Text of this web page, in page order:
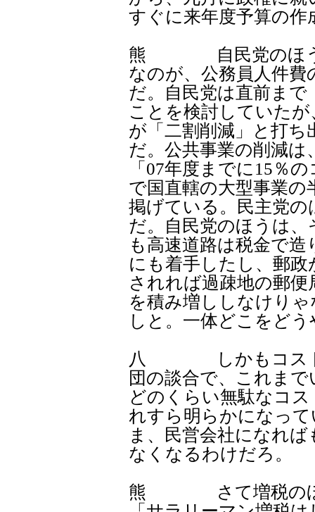
すぐに来年度予算の
熊 自民党のほうは
なのが、公務員人件費
だ。自民党は直前まで
ことを検討していたが
が「二割削減」と打
だ。公共事業の削減は
「07年度までに15％
で国直轄の大型事業の
掲げている。民主党
だ。自民党のほうは、
も高速道路は税金で
にも着手したし、郵政
されれば過疎地の郵
を積み増ししなけり
しと。一体どこをど
八 しかもコストを
団の談合で、これま
どのくらい無駄なコ
れすら明らかになっ
ま、民営会社になれ
なくなるわけだろ。
熊 さて増税のほう